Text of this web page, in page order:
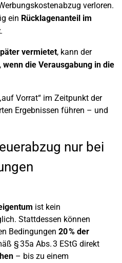
verloren.
ein Rücklagenanteil im
.
vermietet, kann der
wenn die Verausgabung in die
Vorrat“ im Zeitpunkt der
Ergebnissen führen – und
nur bei
ist kein
Stattdessen können
Bedingungen 20 % der
§ 35a Abs. 3 EStG direkt
– bis zu einem